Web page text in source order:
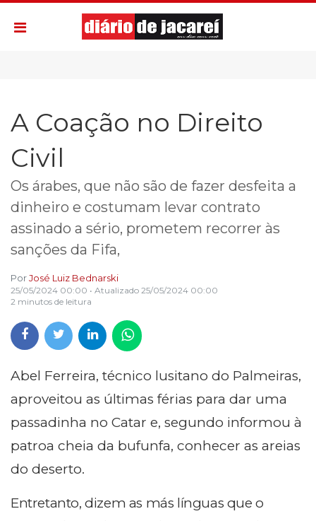
A Coação no Direito
Civil
Os árabes, que não são de fazer desfeita a
dinheiro e costumam levar contrato
assinado a sério, prometem recorrer às
sanções da Fifa,
PorJosé Luiz Bednarski
25/05/2024 00:00 • Atualizado 25/05/2024 00:00
2 minutos de leitura
Abel Ferreira, técnico lusitano do Palmeiras,
aproveitou as últimas férias para dar uma
passadinha no Catar e, segundo informou à
patroa cheia da bufunfa, conhecer as areias
do deserto.
Entretanto, dizem as más línguas que o